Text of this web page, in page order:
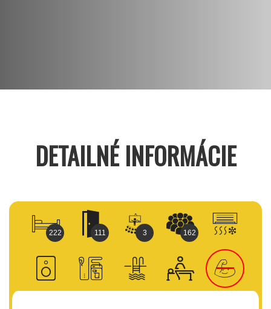
DETAILNÉ INFORMÁCIE
222 111 3 162